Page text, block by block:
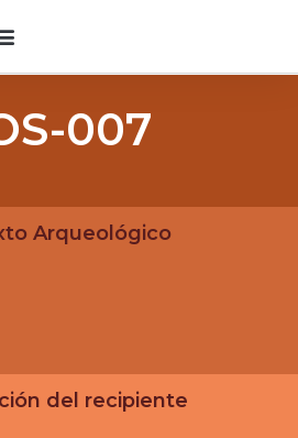
007
Arqueológico
del recipiente